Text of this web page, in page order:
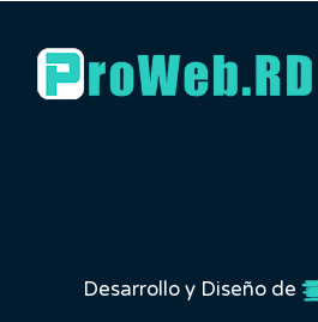
Desarrollo y Diseño de